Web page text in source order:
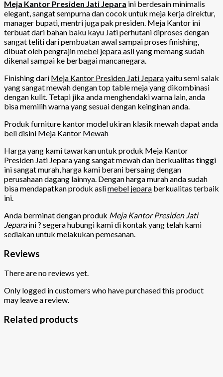
Meja Kantor Presiden Jati Jepara ini berdesain minimalis
elegant, sangat sempurna dan cocok untuk meja kerja direktur,
manager bupati, mentri juga pak presiden. Meja Kantor ini
terbuat dari bahan baku kayu Jati perhutani diproses dengan
sangat teliti dari pembuatan awal sampai proses finishing,
dibuat oleh pengrajinmebel jepara asliyang memang sudah
dikenal sampai ke berbagai mancanegara.
Finishing dari Meja Kantor Presiden Jati Jeparayaitu semi salak
yang sangat mewah dengan top table meja yang dikombinasi
dengan kulit. Tetapi jika anda menghendaki warna lain, anda
bisa memilih warna yang sesuai dengan keinginan anda.
Produk furniture kantor model ukiran klasik mewah dapat anda
beli disini Meja Kantor Mewah
Harga yang kami tawarkan untuk produk Meja Kantor
Presiden Jati Jepara yang sangat mewah dan berkualitas tinggi
ini sangat murah, harga kami berani bersaing dengan
perusahaan dagang lainnya. Dengan harga murah anda sudah
bisa mendapatkan produk aslimebel jepara berkualitas terbaik
ini.
Anda berminat dengan produk Meja Kantor Presiden Jati
Jeparaini ? segera hubungi kami di kontak yang telah kami
sediakan untuk melakukan pemesanan.
Reviews
There are no reviews yet.
Only logged in customers who have purchased this product
may leave a review.
Related products